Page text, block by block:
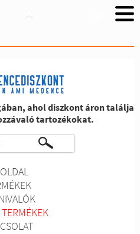
ahol diszkont áron találja
tartozékokat.